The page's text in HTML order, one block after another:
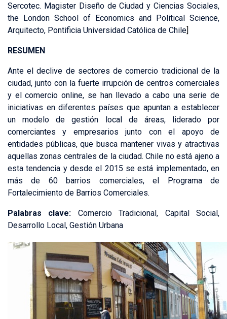
Sercotec. Magister Diseño de Ciudad y Ciencias Sociales,
the London School of Economics and Political Science,
Arquitecto, Pontificia Universidad Católica de Chile]
RESUMEN
Ante el declive de sectores de comercio tradicional de la
ciudad, junto con la fuerte irrupción de centros comerciales
y el comercio online, se han llevado a cabo una serie de
iniciativas en diferentes países que apuntan a establecer
un modelo de gestión local de áreas, liderado por
comerciantes y empresarios junto con el apoyo de
entidades públicas, que busca mantener vivas y atractivas
aquellas zonas centrales de la ciudad. Chile no está ajeno a
esta tendencia y desde el 2015 se está implementado, en
más de 60 barrios comerciales, el Programa de
Fortalecimiento de Barrios Comerciales.
Palabras clave: Comercio Tradicional, Capital Social,
Desarrollo Local, Gestión Urbana